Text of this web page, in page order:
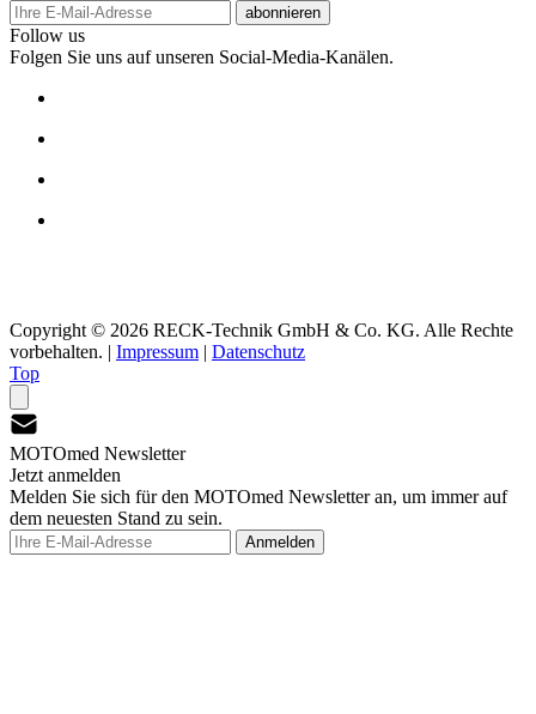
abonnieren
Follow us
Folgen Sie uns auf unseren Social-Media-Kanälen.
Copyright © 2026 RECK-Technik GmbH & Co. KG. Alle Rechte
vorbehalten. | Impressum | Datenschutz
Top
MOTOmed Newsletter
Jetzt anmelden
Melden Sie sich für den MOTOmed Newsletter an, um immer auf
dem neuesten Stand zu sein.
Anmelden